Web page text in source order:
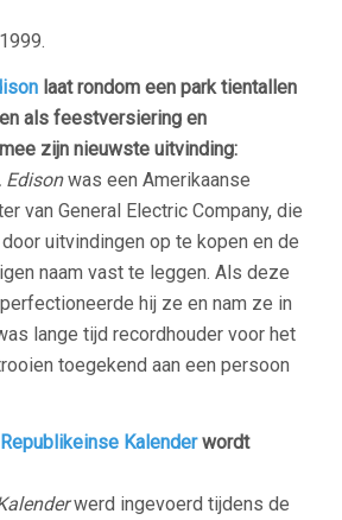
laat rondom een park tientallen
als feestversiering en
zijn nieuwste uitvinding:
Edisonwas een Amerikaanse
van General Electric Company, die
uitvindingen op te kopen en de
naam vast te leggen. Als deze
hij ze en nam ze in
lange tijd recordhouder voor het
toegekend aan een persoon
Kalenderwordt
werd ingevoerd tijdens de